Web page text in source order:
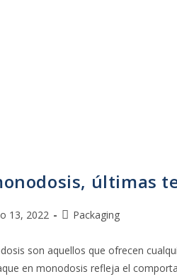
últimas
13, 2022 Packaging
son aquellos que ofrecen
en monodosis refleja el